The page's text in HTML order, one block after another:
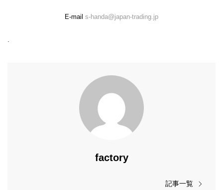
E-mail s-handa@japan-trading.jp
.
factory
記事一覧